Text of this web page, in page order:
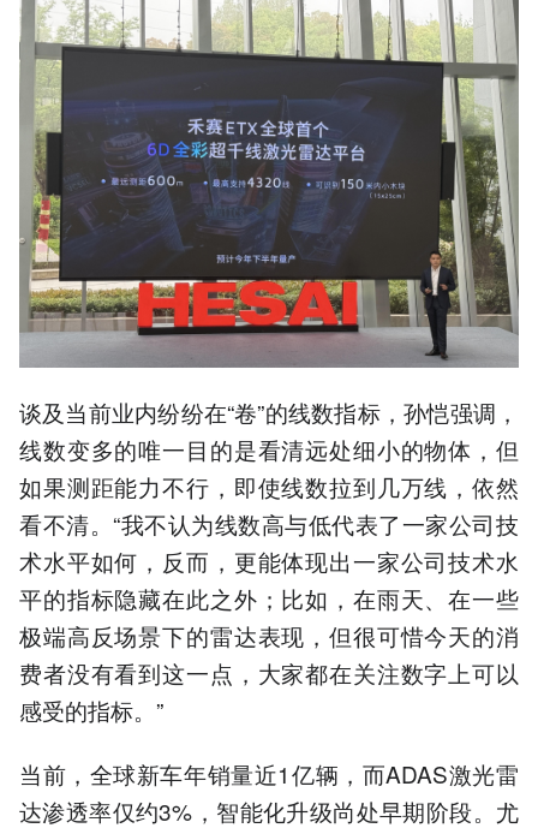
谈及当前业内纷纷在“卷”的线数指标，孙恺强调，
线数变多的唯一目的是看清远处细小的物体，但
如果测距能力不行，即使线数拉到几万线，依然
看不清。“我不认为线数高与低代表了一家公司技
术水平如何，反而，更能体现出一家公司技术水
平的指标隐藏在此之外；比如，在雨天、在一些
极端高反场景下的雷达表现，但很可惜今天的消
费者没有看到这一点，大家都在关注数字上可以
感受的指标。”
当前，全球新车年销量近1亿辆，而ADAS激光雷
达渗透率仅约3%，智能化升级尚处早期阶段。尤